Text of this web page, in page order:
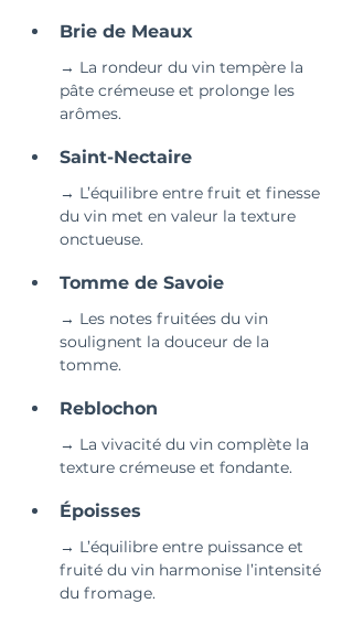
Brie de Meaux
→ La rondeur du vin tempère la
pâte crémeuse et prolonge les
arômes.
Saint-Nectaire
→ L’équilibre entre fruit et finesse
du vin met en valeur la texture
onctueuse.
Tomme de Savoie
→ Les notes fruitées du vin
soulignent la douceur de la
tomme.
Reblochon
→ La vivacité du vin complète la
texture crémeuse et fondante.
Époisses
→ L’équilibre entre puissance et
fruité du vin harmonise l’intensité
du fromage.